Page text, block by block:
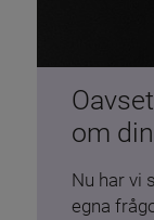
om
Nu har vi
egna